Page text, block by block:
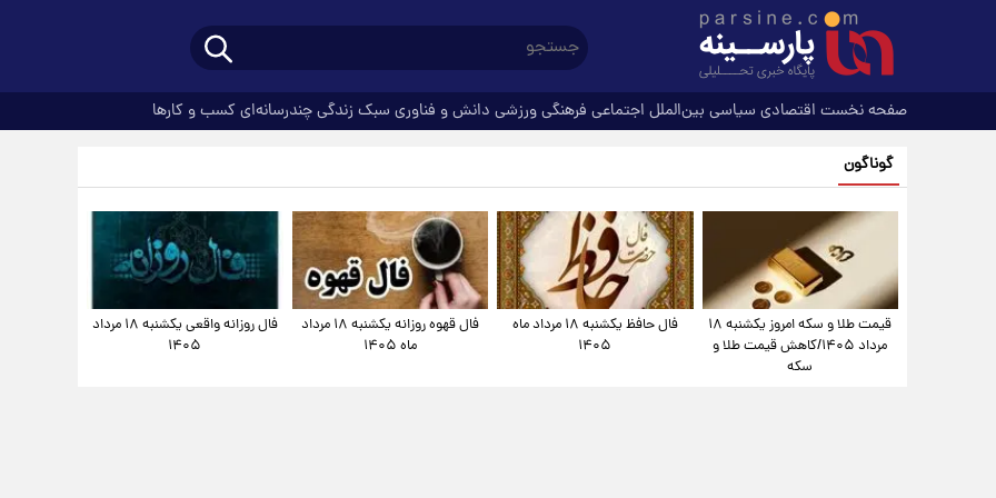
صفحه نخست اقتصادی سیاسی بین‌الملل اجتماعی فرهنگیورزشی دانش و فناوری سبک زندگیچندرسانه‌ای کسب و کارها
گوناگون
قیمت طلا و سکه امروز یکشنبه ۱۸
مرداد ۱۴۰۵/کاهش قیمت طلا و
سکه
فال حافظ یکشنبه ۱۸ مرداد ماه
۱۴۰۵
فال قهوه روزانه یکشنبه ۱۸ مرداد
ماه ۱۴۰۵
فال روزانه واقعی یکشنبه ۱۸ مرداد
۱۴۰۵